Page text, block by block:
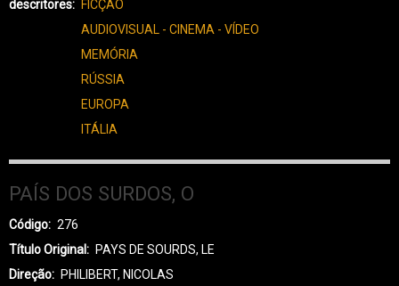
descritores
FICÇÃO
AUDIOVISUAL - CINEMA - VÍDEO
MEMÓRIA
RÚSSIA
EUROPA
ITÁLIA
PAÍS DOS SURDOS, O
Código
276
Título Original
PAYS DE SOURDS, LE
Direção
PHILIBERT, NICOLAS